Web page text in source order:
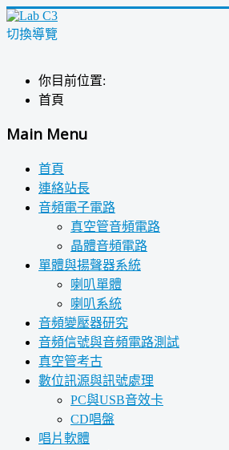
切換導覽
你目前位置:
首頁
Main Menu
首頁
連絡站長
音頻電子電路
真空管音頻電路
晶體音頻電路
單體與揚聲器系統
喇叭單體
喇叭系統
音頻變壓器研究
音頻信號與音頻電路測試
真空管考古
數位訊源與訊號處理
PC與USB音效卡
CD唱盤
唱片軟體